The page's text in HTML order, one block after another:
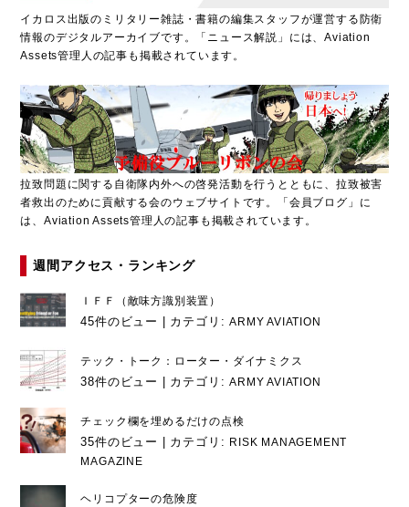
イカロス出版のミリタリー雑誌・書籍の編集スタッフが運営する防衛
情報のデジタルアーカイブです。「ニュース解説」には、Aviation
Assets管理人の記事も掲載されています。
拉致問題に関する自衛隊内外への啓発活動を行うとともに、拉致被害
者救出のために貢献する会のウェブサイトです。「会員ブログ」に
は、Aviation Assets管理人の記事も掲載されています。
週間アクセス・ランキング
ＩＦＦ（敵味方識別装置）
45件のビュー カテゴリ:ARMY AVIATION
テック・トーク：ローター・ダイナミクス
38件のビュー カテゴリ:ARMY AVIATION
チェック欄を埋めるだけの点検
35件のビュー カテゴリ: RISK MANAGEMENT
MAGAZINE
ヘリコプターの危険度